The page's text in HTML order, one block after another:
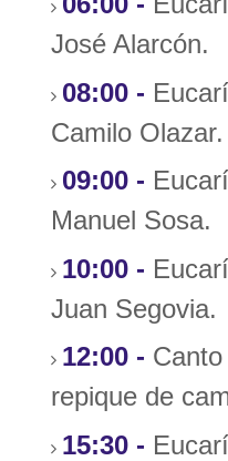
José Alarcón.
08:00 -
Camilo Olazar.
09:00 -
Manuel Sosa.
10:00 -
Juan Segovia.
12:00 -
repique de
15:30 -